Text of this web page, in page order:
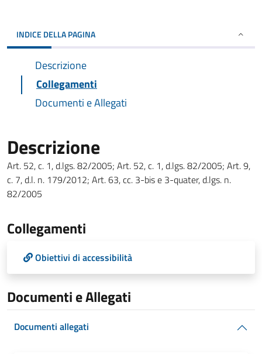
INDICE DELLA PAGINA
Descrizione
Collegamenti
Documenti e Allegati
Descrizione
Art. 52, c. 1, d.lgs. 82/2005; Art. 52, c. 1, d.lgs. 82/2005; Art. 9,
c. 7, d.l. n. 179/2012; Art. 63, cc. 3-bis e 3-quater, d.lgs. n.
82/2005
Collegamenti
Obiettivi di accessibilità
Documenti e Allegati
Documenti allegati